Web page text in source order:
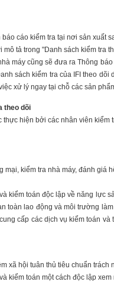
cáo kiểm tra tại nơi sản xuất
tả trong "Danh sách kiểm tra
máy cũng sẽ đưa ra Thông
sách kiểm tra của IFI theo
xử lý ngay tại chỗ các sản
theo dõi
thực hiện bởi các nhân viên kiểm
mại, kiểm tra nhà máy, đánh giá
kiểm toán độc lập về năng lực
toàn lao động và môi trường
cấp các dịch vụ kiểm toán
xã hội tuân thủ tiêu chuẩn
kiểm toán một cách độc lập